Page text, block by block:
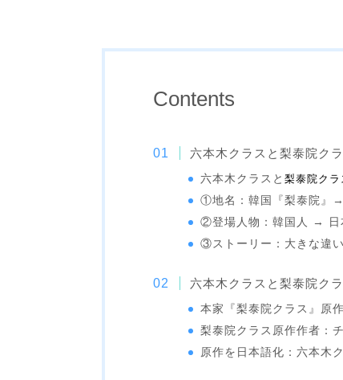
Contents
六本木クラスと梨泰院ク
六本木クラスと梨泰院クラ
①地名：韓国『梨泰院』→
②登場人物：韓国人 → 日
③ストーリー：大きな違
六本木クラスと梨泰院ク
本家『梨泰院クラス』原
梨泰院クラス原作作者：
原作を日本語化：六本木